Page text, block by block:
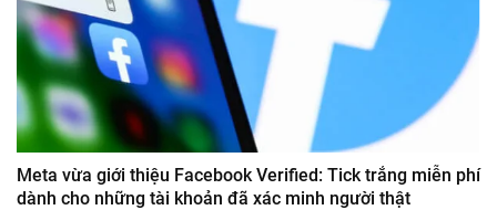
Meta vừa giới thiệu Facebook Verified: Tick trắng miễn phí
dành cho những tài khoản đã xác minh người thật